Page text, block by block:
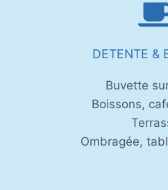
DETENTE &
Buvette
Boissons,
Ombragée,